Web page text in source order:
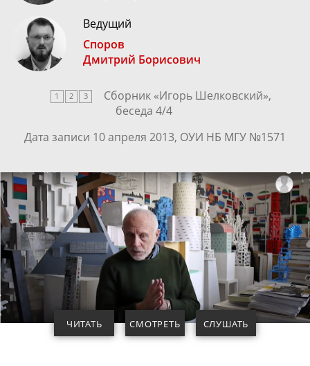
Ведущий
Споров
Дмитрий Борисович
1 2 3 Сборник «Игорь Шелковский»,
беседа 4/4
Дата записи 10 апреля 2013, ОУИ НБ МГУ №1571
ЧИТАТЬ СМОТРЕТЬ СЛУШАТЬ